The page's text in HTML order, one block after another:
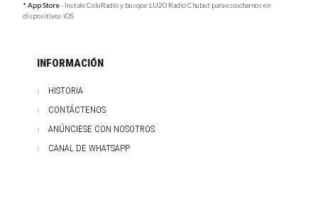
* App Store- Instale CeluRadio y busque LU20 Radio Chubut para escucharnos en
dispositivos iOS
INFORMACIÓN
HISTORIA
CONTÁCTENOS
ANÚNCIESE CON NOSOTROS
CANAL DE WHATSAPP